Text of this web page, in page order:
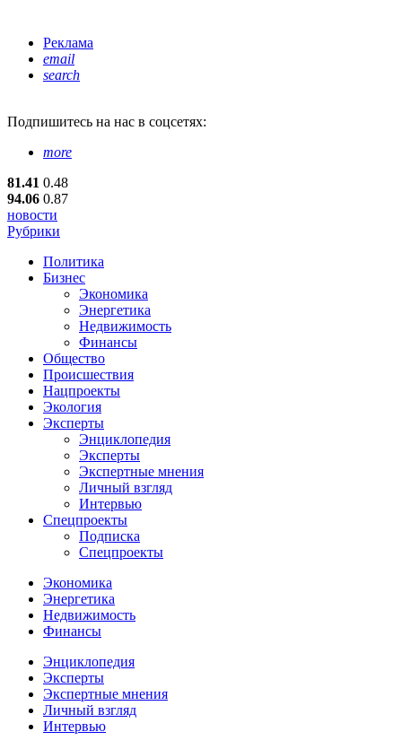
Реклама
email
search
Подпишитесь на нас в соцсетях:
more
81.41 0.48
94.06 0.87
новости
Рубрики
Политика
Бизнес
Экономика
Энергетика
Недвижимость
Финансы
Общество
Происшествия
Нацпроекты
Экология
Эксперты
Энциклопедия
Эксперты
Экспертные мнения
Личный взгляд
Интервью
Спецпроекты
Подписка
Спецпроекты
Экономика
Энергетика
Недвижимость
Финансы
Энциклопедия
Эксперты
Экспертные мнения
Личный взгляд
Интервью